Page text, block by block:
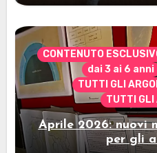
CONTENUTO
dai 3 ai 6 anni
TUTTI GLI
TUTTI GLI
Aprile 2026: nuovi
per gli